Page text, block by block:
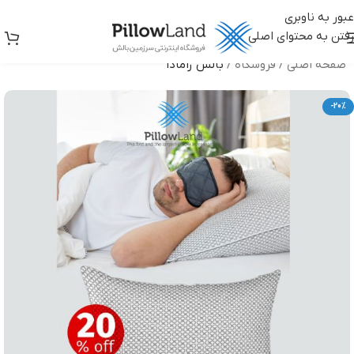
عبور به ناوبری
رفتن به محتوای اصلی
صفحه اصلی / فروشگاه / بالش رامادا
-20%